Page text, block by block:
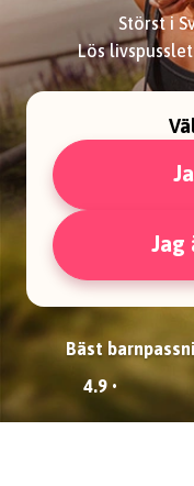
Störst i
Lös
Jag
Bäst
4.9 •